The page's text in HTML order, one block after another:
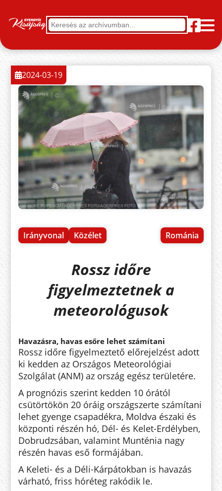
Irányvonal Közélet Románia
2024-03-19
Rossz időre
figyelmeztetnek a
meteorológusok
Havazásra, havas esőre lehet számítani
Rossz időre figyelmeztető előrejelzést adott
ki kedden az Országos Meteorológiai
Szolgálat (ANM) az ország egész területére.
A prognózis szerint kedden 10 órától
csütörtökön 20 óráig országszerte számítani
lehet gyenge csapadékra, Moldva északi és
központi részén hó, Dél- és Kelet-Erdélyben,
Dobrudzsában, valamint Munténia nagy
részén havas eső formájában.
A Keleti- és a Déli-Kárpátokban is havazás
várható, friss hóréteg rakódik le.